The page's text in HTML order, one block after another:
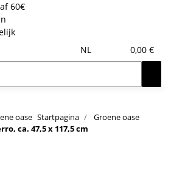
60€
NL
0,00 €
oase Startpagina
Groene oase
ca. 47,5 x 117,5 cm